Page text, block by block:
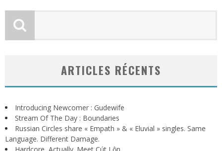
ARTICLES RÉCENTS
Introducing Newcomer : Gudewife
Stream Of The Day : Boundaries
Russian Circles share « Empath » & « Eluvial » singles. Same
Language. Different Damage.
Hardcore, Actually. Meet Cút Lộn